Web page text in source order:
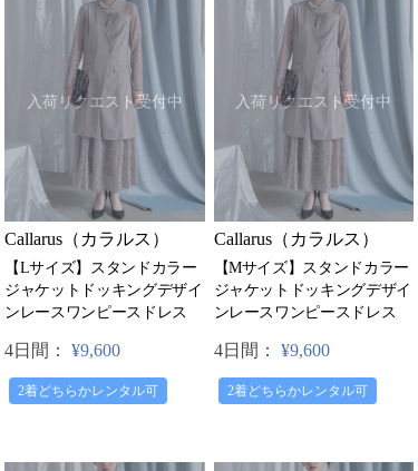
入荷リクエスト受付中
Callarus（カラルス）
【Lサイズ】スタンドカラー
ジャケットドッキングデザイ
ンレースワンピースドレス
4日間： ¥9,600
2着どちらかレンタル可
入荷リクエスト受付中
Callarus（カラルス）
【Mサイズ】スタンドカラー
ジャケットドッキングデザイ
ンレースワンピースドレス
4日間： ¥9,600
2着どちらかレンタル可